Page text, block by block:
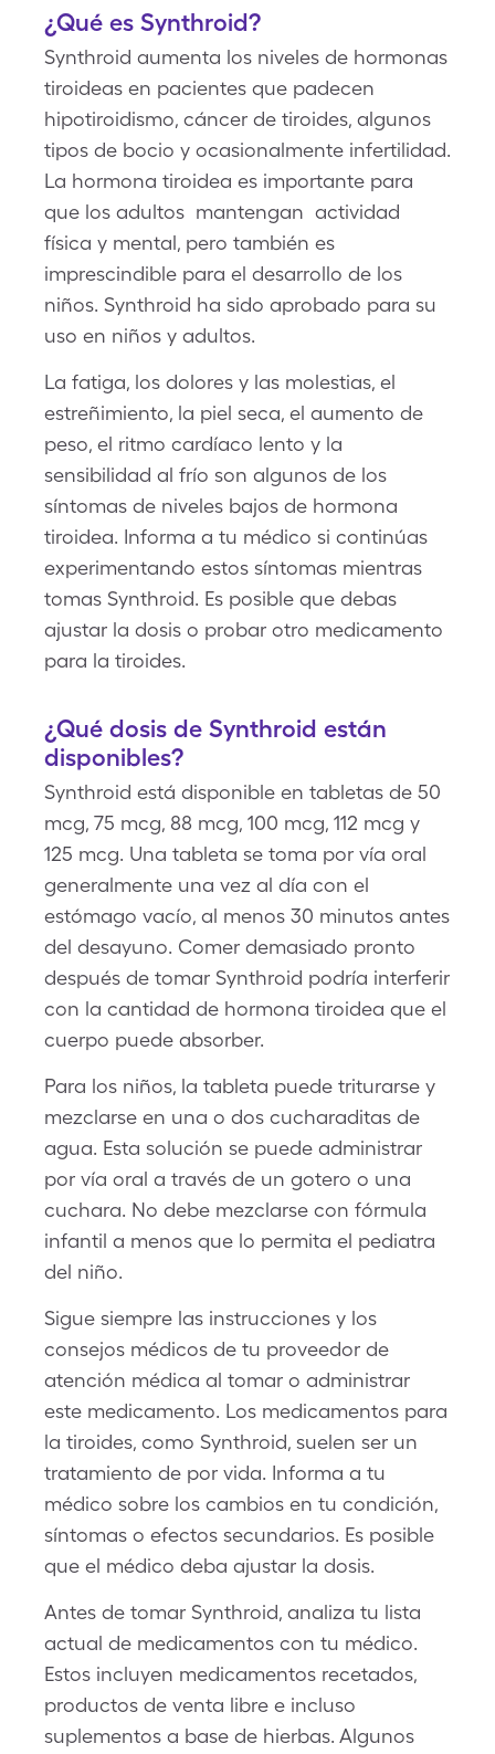
¿Qué es Synthroid?
Synthroid aumenta los niveles de hormonas
tiroideas en pacientes que padecen
hipotiroidismo, cáncer de tiroides, algunos
tipos de bocio y ocasionalmente infertilidad.
La hormona tiroidea es importante para
que los adultos mantengan actividad
física y mental, pero también es
imprescindible para el desarrollo de los
niños. Synthroid ha sido aprobado para su
uso en niños y adultos.
La fatiga, los dolores y las molestias, el
estreñimiento, la piel seca, el aumento de
peso, el ritmo cardíaco lento y la
sensibilidad al frío son algunos de los
síntomas de niveles bajos de hormona
tiroidea. Informa a tu médico si continúas
experimentando estos síntomas mientras
tomas Synthroid. Es posible que debas
ajustar la dosis o probar otro medicamento
para la tiroides.
¿Qué dosis de Synthroid están
disponibles?
Synthroid está disponible en tabletas de 50
mcg, 75 mcg, 88 mcg, 100 mcg, 112 mcg y
125 mcg. Una tableta se toma por vía oral
generalmente una vez al día con el
estómago vacío, al menos 30 minutos antes
del desayuno. Comer demasiado pronto
después de tomar Synthroid podría interferir
con la cantidad de hormona tiroidea que el
cuerpo puede absorber.
Para los niños, la tableta puede triturarse y
mezclarse en una o dos cucharaditas de
agua. Esta solución se puede administrar
por vía oral a través de un gotero o una
cuchara. No debe mezclarse con fórmula
infantil a menos que lo permita el pediatra
del niño.
Sigue siempre las instrucciones y los
consejos médicos de tu proveedor de
atención médica al tomar o administrar
este medicamento. Los medicamentos para
la tiroides, como Synthroid, suelen ser un
tratamiento de por vida. Informa a tu
médico sobre los cambios en tu condición,
síntomas o efectos secundarios. Es posible
que el médico deba ajustar la dosis.
Antes de tomar Synthroid, analiza tu lista
actual de medicamentos con tu médico.
Estos incluyen medicamentos recetados,
productos de venta libre e incluso
suplementos a base de hierbas. Algunos